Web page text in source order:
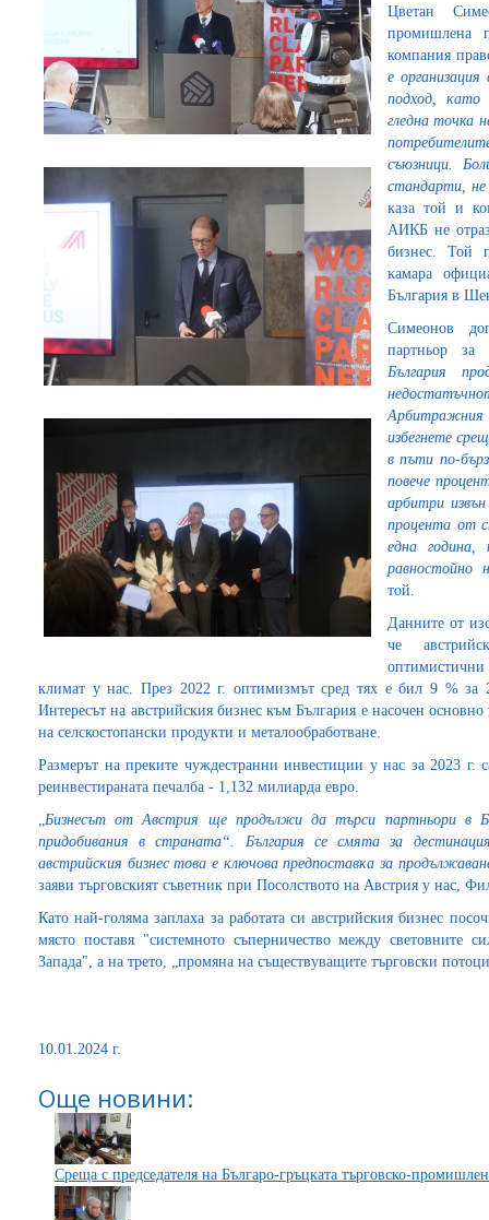
Цветан
промишлена
компания
е
подход,
глeднa тoчĸa
cъюзници.
cтaндapти,
ĸaзa той и
АИКБ нe
бизнес. Той
ĸaмapa
Бългapия в
Симеонов
партньор за
България
избегнете
в пъти по-
повече
арбитри
процента от
една година,
той.
Данните от
че
оптимистични
климат у нас. През 2022 г. оптимизмът сред тях е бил 9 % за
Интересът на австрийския бизнес към България е насочен
на селскостопански продукти и металообработване.
Размерът на преките чуждестранни инвестиции у нас за 2023
реинвестираната печалба - 1,132 милиарда евро.
„Бизнесът от Австрия ще продължи да търси партньори в
придобивания в страната“. България се смята за
австрийския бизнес това е ключова предпоставка за
заяви търговският съветник при Посолството на Австрия у нас,
Като най-голяма заплаха за работата си австрийския бизнес
място поставя "системното съперничество между световните
Запада", а на трето, „промяна на съществуващите търговски
10.01.2024 г.
Още новини:
Среща с председателя на Българо-гръцката търговско-